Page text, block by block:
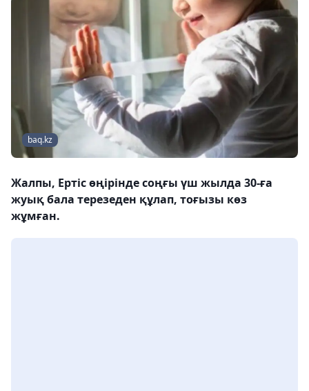
baq.kz
Жалпы, Ертіс өңірінде соңғы үш жылда 30-ға
жуық бала терезеден құлап, тоғызы көз
жұмған.